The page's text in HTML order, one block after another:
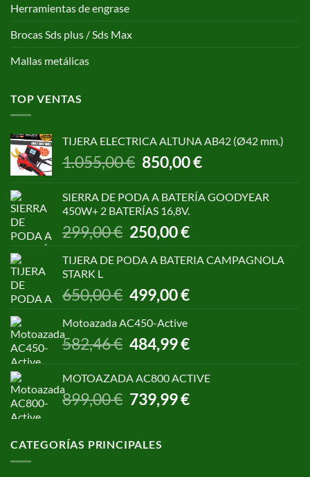
Herramientas de engrase
Brocas Sds plus / Sds Max
Mallas metálicas
TOP VENTAS
TIJERA ELECTRICA ALTUNA AB42 (Ø42 mm.)
1.055,00€ El
precio
era:
1.055,00 €.
850,00€El
es:
SIERRA DE PODA A BATERÍA GOODYEAR
450W+ 2 BATERÍAS 16,8V.
299,00€ El
precio
original
299,00 €.
250,00€El
actual
250,00 €.
TIJERA DE PODA A BATERIA CAMPAGNOLA
STARK L
650,00€
El
precio
original
650,00 €.
499,00€El
499,00 €.
Motoazada AC450-Active
582,46€
El
precio
era:
582,46 €.
484,99€El
es:
484,99 €.
MOTOAZADA AC800 ACTIVE
899,00€ El
precio
era:
739,99€El
CATEGORÍAS PRINCIPALES